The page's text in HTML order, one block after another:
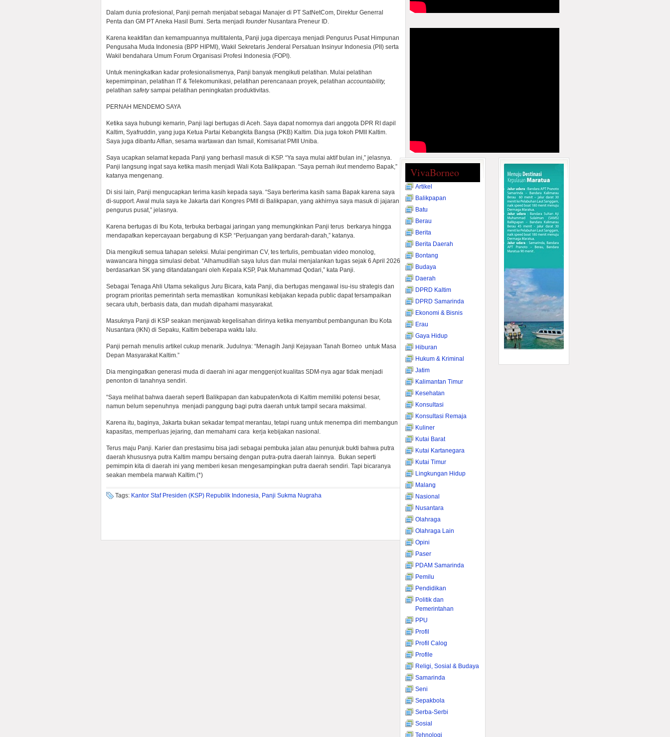
Dalam dunia profesional, Panji pernah menjabat sebagai Manajer di PT SatNetCom, Direktur Generral
Penta dan GM PT Aneka Hasil Bumi. Serta menjadi founderNusantara Preneur ID.
Karena keaktifan dan kemampuannya multitalenta, Panji juga dipercaya menjadi Pengurus Pusat Himpunan
Pengusaha Muda Indonesia (BPP HIPMI), Wakil Sekretaris Jenderal Persatuan Insinyur Indonesia (PII) serta
Wakil bendahara Umum Forum Organisasi Profesi Indonesia (FOPI).
Untuk meningkatkan kadar profesionalismenya, Panji banyak mengikuti pelatihan. Mulai pelatihan
kepemimpinan, pelatihan IT & Telekomunikasi, pelatihan perencanaan proyek, pelatihan accountability,
pelatihan safetysampai pelatihan peningkatan produktivitas.
PERNAH MENDEMO SAYA
Ketika saya hubungi kemarin, Panji lagi bertugas di Aceh. Saya dapat nomornya dari anggota DPR RI dapil
Kaltim, Syafruddin, yang juga Ketua Partai Kebangkita Bangsa (PKB) Kaltim. Dia juga tokoh PMII Kaltim.
Saya juga dibantu Alfian, sesama wartawan dan Ismail, Komisariat PMII Uniba.
Saya ucapkan selamat kepada Panji yang berhasil masuk di KSP. “Ya saya mulai aktif bulan ini,” jelasnya.
Panji langsung ingat saya ketika masih menjadi Wali Kota Balikpapan. “Saya pernah ikut mendemo Bapak,”
katanya mengenang.
Di sisi lain, Panji mengucapkan terima kasih kepada saya. “Saya berterima kasih sama Bapak karena saya
di-support. Awal mula saya ke Jakarta dari Kongres PMII di Balikpapan, yang akhirnya saya masuk di jajaran
pengurus pusat,” jelasnya.
Karena bertugas di Ibu Kota, terbuka berbagai jaringan yang memungkinkan Panji terus berkarya hingga
mendapatkan kepercayaan bergabung di KSP. “Perjuangan yang berdarah-darah,” katanya.
Dia mengikuti semua tahapan seleksi. Mulai pengiriman CV, tes tertulis, pembuatan video monolog,
wawancara hingga simulasi debat. “Alhamudillah saya lulus dan mulai menjalankan tugas sejak 6 April 2026
berdasarkan SK yang ditandatangani oleh Kepala KSP, Pak Muhammad Qodari,” kata Panji.
Sebagai Tenaga Ahli Utama sekaligus Juru Bicara, kata Panji, dia bertugas mengawal isu-isu strategis dan
program prioritas pemerintah serta memastikan komunikasi kebijakan kepada public dapat tersampaikan
secara utuh, berbasis data, dan mudah dipahami masyarakat.
Masuknya Panji di KSP seakan menjawab kegelisahan dirinya ketika menyambut pembangunan Ibu Kota
Nusantara (IKN) di Sepaku, Kaltim beberapa waktu lalu.
Panji pernah menulis artikel cukup menarik. Judulnya: “Menagih Janji Kejayaan Tanah Borneo untuk Masa
Depan Masyarakat Kaltim.”
Dia mengingatkan generasi muda di daerah ini agar menggenjot kualitas SDM-nya agar tidak menjadi
penonton di tanahnya sendiri.
“Saya melihat bahwa daerah seperti Balikpapan dan kabupaten/kota di Kaltim memiliki potensi besar,
namun belum sepenuhnya menjadi panggung bagi putra daerah untuk tampil secara maksimal.
Karena itu, baginya, Jakarta bukan sekadar tempat merantau, tetapi ruang untuk menempa diri membangun
kapasitas, memperluas jejaring, dan memahami cara kerja kebijakan nasional.
Terus maju Panji. Karier dan prestasimu bisa jadi sebagai pembuka jalan atau penunjuk bukti bahwa putra
daerah khususnya putra Kaltim mampu bersaing dengan putra-putra daerah lainnya. Bukan seperti
pemimpin kita di daerah ini yang memberi kesan mengesampingkan putra daerah sendiri. Tapi bicaranya
seakan membela marwah Kaltim.(*)
Tags: Kantor Staf Presiden (KSP) Republik Indonesia, Panji Sukma Nugraha
VivaBorneo
Artikel
Balikpapan
Batu
Berau
Berita
Berita Daerah
Bontang
Budaya
Daerah
DPRD Kaltim
DPRD Samarinda
Ekonomi & Bisnis
Erau
Gaya Hidup
Hiburan
Hukum & Kriminal
Jatim
Kalimantan Timur
Kesehatan
Konsultasi
Konsultasi Remaja
Kuliner
Kutai Barat
Kutai Kartanegara
Kutai Timur
Lingkungan Hidup
Malang
Nasional
Nusantara
Olahraga
Olahraga Lain
Opini
Paser
PDAM Samarinda
Pemilu
Pendidikan
Politik dan
Pemerintahan
PPU
Profil
Profil Calog
Profile
Religi, Sosial & Budaya
Samarinda
Seni
Sepakbola
Serba-Serbi
Sosial
Tehnologi